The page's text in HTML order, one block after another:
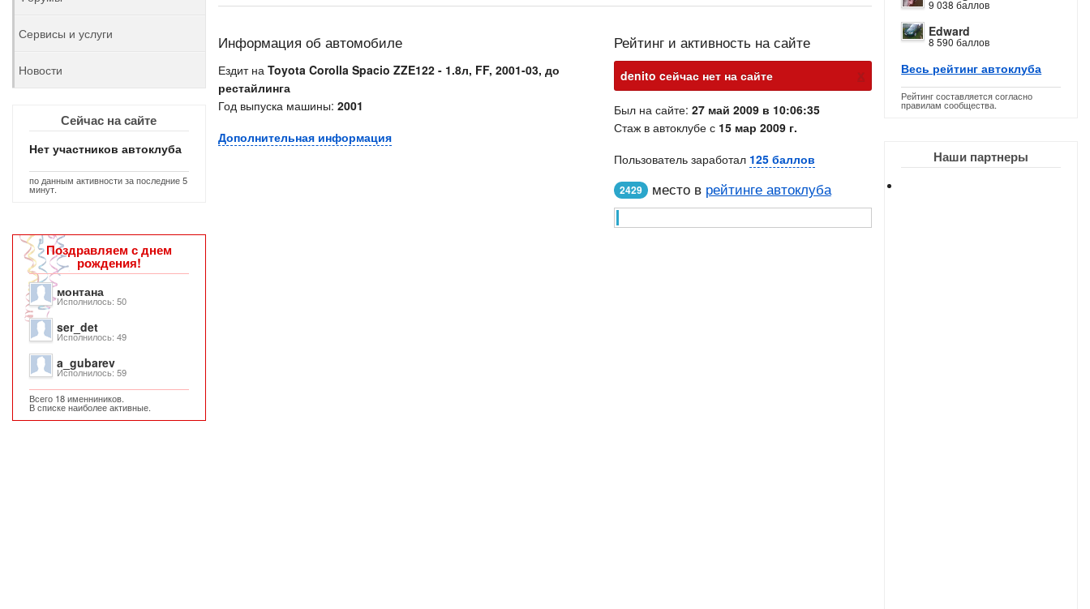
9 038 баллов
Edward
8 590 баллов
Весь рейтинг автоклуба
Рейтинг составляется согласно
правилам сообщества.
Наши партнеры
Информация об автомобиле
Ездит на Toyota Corolla Spacio ZZE122 - 1.8л, FF, 2001-03, до
рестайлинга
Год выпуска машины: 2001
Дополнительная информация
Рейтинг и активность на сайте
denito cейчас нет на сайте х
Был на сайте: 27 май 2009 в 10:06:35
Стаж в автоклубе с 15 мар 2009 г.
Пользователь заработал 125 баллов
2429 место в рейтинге автоклуба
Сервисы и услуги
Новости
Сейчас на сайте
Нет участников автоклуба
по данным активности за последние 5
минут.
Поздравляем с днем
рождения!
монтана
Исполнилось: 50
ser_det
Исполнилось: 49
a_gubarev
Исполнилось: 59
Всего 18 именниников.
В списке наиболее активные.